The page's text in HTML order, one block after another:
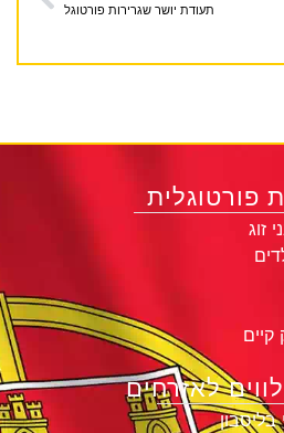
תעודת יושר שגרירות פורטוגל
פורטוגלית
זוג
קיים
לאזרחים
בליסבון